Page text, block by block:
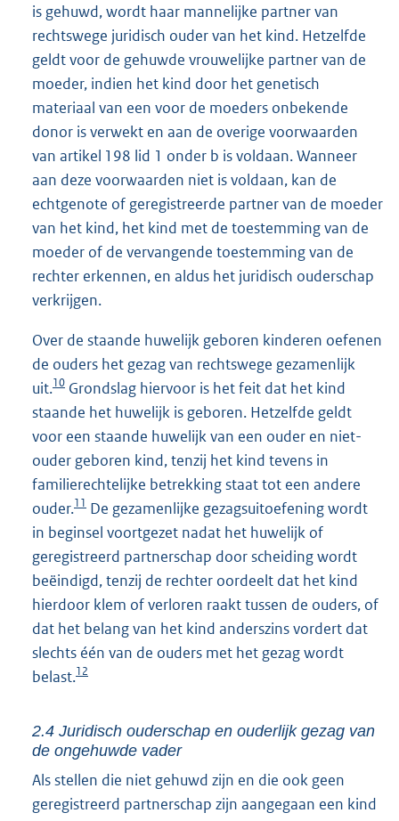
is gehuwd, wordt haar mannelijke partner van
rechtswege juridisch ouder van het kind. Hetzelfde
geldt voor de gehuwde vrouwelijke partner van de
moeder, indien het kind door het genetisch
materiaal van een voor de moeders onbekende
donor is verwekt en aan de overige voorwaarden
van artikel 198 lid 1 onder b is voldaan. Wanneer
aan deze voorwaarden niet is voldaan, kan de
echtgenote of geregistreerde partner van de moeder
van het kind, het kind met de toestemming van de
moeder of de vervangende toestemming van de
rechter erkennen, en aldus het juridisch ouderschap
verkrijgen.
Over de staande huwelijk geboren kinderen oefenen
de ouders het gezag van rechtswege gezamenlijk
uit.10 Grondslag hiervoor is het feit dat het kind
staande het huwelijk is geboren. Hetzelfde geldt
voor een staande huwelijk van een ouder en niet-
ouder geboren kind, tenzij het kind tevens in
familierechtelijke betrekking staat tot een andere
ouder.11 De gezamenlijke gezagsuitoefening wordt
in beginsel voortgezet nadat het huwelijk of
geregistreerd partnerschap door scheiding wordt
beëindigd, tenzij de rechter oordeelt dat het kind
hierdoor klem of verloren raakt tussen de ouders, of
dat het belang van het kind anderszins vordert dat
slechts één van de ouders met het gezag wordt
belast.12
2.4 Juridisch ouderschap en ouderlijk gezag van
de ongehuwde vader
Als stellen die niet gehuwd zijn en die ook geen
geregistreerd partnerschap zijn aangegaan een kind